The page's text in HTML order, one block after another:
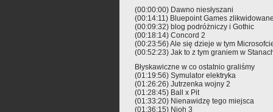
(00:00:00) Dawno niesłyszani
(00:14:11) Bluepoint Games
(00:09:32) blog podróżniczy i Gothic
(00:18:14) Concord 2
(00:23:56) Ale się dzieje w tym
(00:52:23) Jak to z tym graniem w
Błyskawiczne w co ostatnio graliśmy
(01:19:56) Symulator elektryka
(01:26:26) Jutrzenka wojny 2
(01:28:45) Ball x Pit
(01:33:20) Nienawidzę tego miejsca
(01:36:15) Nioh 3